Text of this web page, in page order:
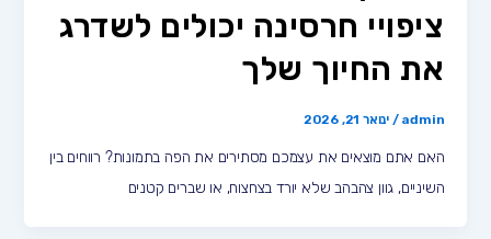
ציפויי חרסינה יכולים לשדרג
את החיוך שלך
admin
/ ינואר 21, 2026
האם אתם מוצאים את עצמכם מסתירים את הפה בתמונות? רווחים בין
השיניים, גוון צהבהב שלא יורד בצחצוח, או שברים קטנים